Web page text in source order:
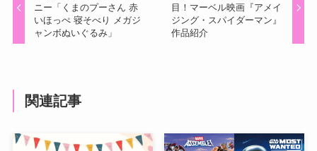
ニー「くまのプーさん 赤
いほっぺ 寝そべり メガジ
ャンボぬいぐるみ」
目！マーベル映画『アメイ
ジング・スパイダーマン』
作品紹介
関連記事